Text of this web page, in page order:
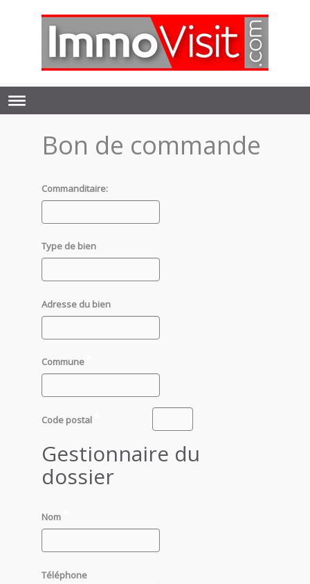
Bon de commande
Commanditaire:
Type de bien
Adresse du bien
Commune
Code postal
Gestionnaire du
dossier
Nom
Téléphone